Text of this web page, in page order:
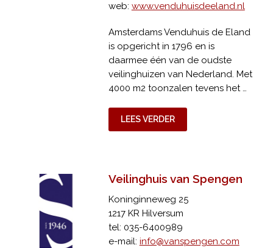
web: www.venduhuisdeeland.nl
Amsterdams Venduhuis de Eland
is opgericht in 1796 en is
daarmee één van de oudste
veilinghuizen van Nederland. Met
4000 m2 toonzalen tevens het …
LEES VERDER
Veilinghuis van Spengen
Koninginneweg 25
1217 KR Hilversum
tel: 035-6400989
e-mail: info@vanspengen.com